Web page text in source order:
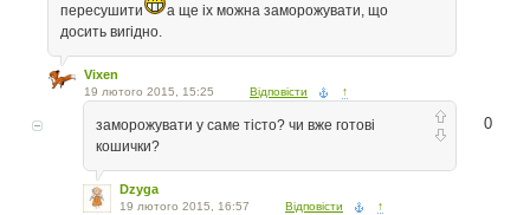
пересушити
а ще іх можна заморожувати, що
досить вигідно.
Vixen
19 лютого 2015, 15:25 Відповісти ↑
0
заморожувати у саме тісто? чи вже готові
кошички?
Dzyga
19 лютого 2015, 16:57 Відповісти ↑